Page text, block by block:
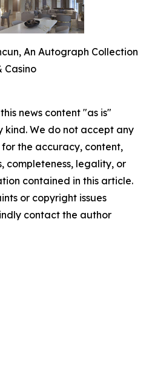
An Autograph Collection
Casino
news content "as is"
We do not accept any
the accuracy, content,
completeness, legality, or
contained in this article.
or copyright issues
contact the author